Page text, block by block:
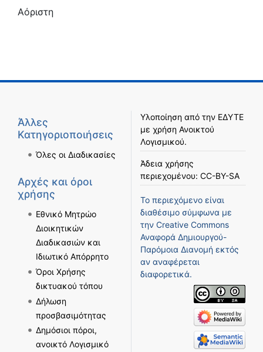
Αόριστη
Άλλες
Κατηγοριοποιήσεις
Όλες οι Διαδικασίες
Αρχές και όροι
χρήσης
Εθνικό Μητρώο
Διοικητικών
Διαδικασιών και
Ιδιωτικό Απόρρητο
Όροι Χρήσης
δικτυακού τόπου
Δήλωση
προσβασιμότητας
Δημόσιοι πόροι,
ανοικτό Λογισμικό
Υλοποίηση από την ΕΔΥΤΕ
με χρήση Ανοικτού
Λογισμικού.
Άδεια χρήσης
περιεχομένου: CC-BY-SA
Το περιεχόμενο είναι
διαθέσιμο σύμφωνα με
την Creative Commons
Αναφορά Δημιουργού-
Παρόμοια Διανομή εκτός
αν αναφέρεται
διαφορετικά.